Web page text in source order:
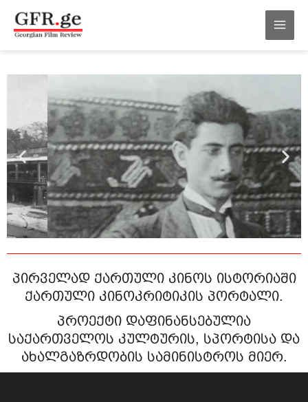
გადასვლა
პირველად ქართული კინოს ისტორიაში
ქართული კინოკრიტიკის პორტალი.
პროექტი დაფინანსებულია
საქართველოს კულტურის, სპორტისა და
ახალგაზრდობის სამინისტროს მიერ.